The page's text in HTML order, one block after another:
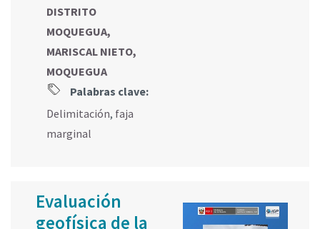
DISTRITO
MOQUEGUA,
MARISCAL NIETO,
MOQUEGUA
Palabras clave:
Delimitación, faja
marginal
Evaluación
geofísica de la